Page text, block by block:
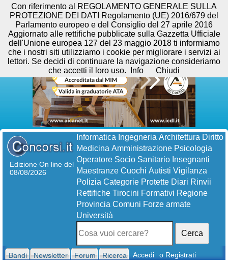
Edizione On line del
08/08/2026
Informatica Ingegneria Architettura Diritto
Medicina Amministrazione Psicologia
Operatore Socio Sanitario Insegnanti
Maestranze Cuochi Autisti Vigilanza
Polizia Categorie Protette Diari Rinvii
Rettifiche Tirocini Formativi Regione
Provincia Comuni Forze armate
Università
Cerca
Bandi Newsletter Forum Ricerca Accedi o Registrati
Con riferimento al REGOLAMENTO GENERALE SULLA
PROTEZIONE DEI DATI Regolamento (UE) 2016/679 del
Parlamento europeo e del Consiglio del 27 aprile 2016
Aggiornato alle rettifiche pubblicate sulla Gazzetta Ufficiale
dell'Unione europea 127 del 23 maggio 2018 ti informiamo
che i nostri siti utilizziamo i cookie per migliorare i servizi ai
lettori. Se decidi di continuare la navigazione consideriamo
che accetti il loro uso.
Info Chiudi